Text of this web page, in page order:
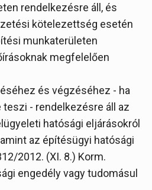
rendelkezésre áll, és
kötelezettség esetén
munkaterületen
megfelelően
és végzéséhez - ha
- rendelkezésre áll az
hatósági eljárásokról
az építésügyi hatósági
2012. (XI. 8.) Korm.
engedély vagy tudomásul